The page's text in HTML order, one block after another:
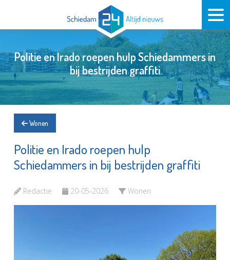
Politie en Irado roepen hulp Schiedammers in
bij bestrijden graffiti
Wonen
Politie en Irado roepen hulp
Schiedammers in bij bestrijden graffiti
Redactie 20-05-2026 Wonen